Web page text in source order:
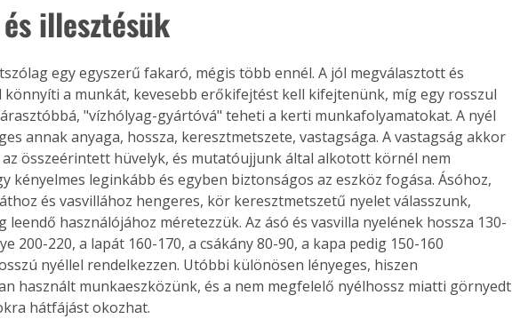
illesztésük
egy egyszerű fakaró, mégis több ennél. A jól megválasztott és
könnyíti a munkát, kevesebb erőkifejtést kell kifejtenünk, míg egy rosszul
"vízhólyag-gyártóvá" teheti a kerti munkafolyamatokat. A nyél
annak anyaga, hossza, keresztmetszete, vastagsága. A vastagság akkor
összeérintett hüvelyk, és mutatóujjunk által alkotott körnél nem
kényelmes leginkább és egyben biztonságos az eszköz fogása. Ásóhoz,
és vasvillához hengeres, kör keresztmetszetű nyelet válasszunk,
leendő használójához méretezzük. Az ásó és vasvilla nyelének hossza 130-
200-220, a lapát 160-170, a csákány 80-90, a kapa pedig 150-160
nyéllel rendelkezzen. Utóbbi különösen lényeges, hiszen
használt munkaeszközünk, és a nem megfelelő nyélhossz miatti görnyedt
hátfájást okozhat.